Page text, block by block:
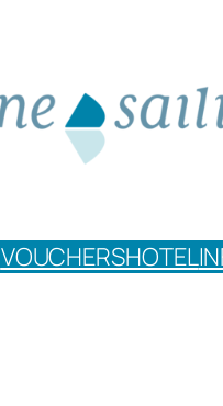
VOUCHERSHOTEL